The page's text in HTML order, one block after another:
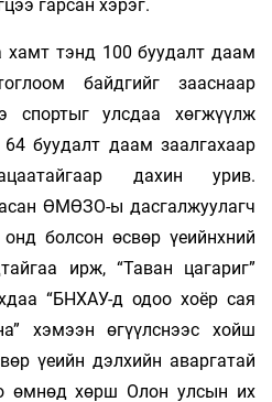
гарсан хэрэг.
тэнд 100 буудалт даам
байдгийг зааснаар
спортыг улсдаа хөгжүүлж
буудалт даам заалгахаар
дахин урив.
ӨМӨЗО-ы дасгалжуулагч
болсон өсвөр үеийнхний
ирж, “Таван цагариг”
“БНХАУ-д одоо хоёр сая
хэмээн өгүүлснээс хойш
үеийн дэлхийн аваргатай
өмнөд хөрш Олон улсын их